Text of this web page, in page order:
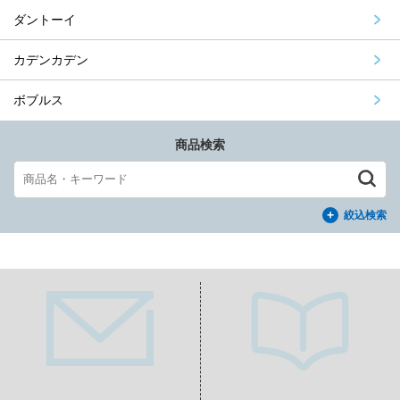
ダントーイ
カデンカデン
ボブルス
商品検索
絞込検索